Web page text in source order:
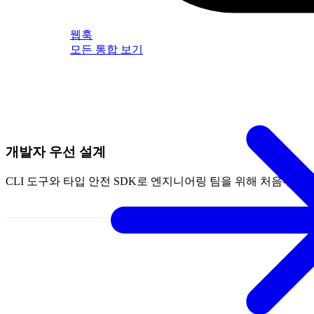
웹훅
모든 통합 보기
개발자 우선 설계
CLI 도구와 타입 안전 SDK로 엔지니어링 팀을 위해 처음부터